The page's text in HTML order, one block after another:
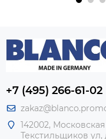
+7 (495) 266-61-02
142002,
Текстильщиков ул,